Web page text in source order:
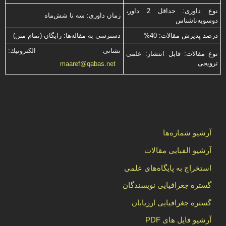
نوع داوری: حداقل 2 داور،
دوسویه‌ناشناس
زمان داوری: سه تا شش‌ماه
درصد پذیرش مقالات: 40% دسترسی به مقاله‌ها: رایگان (تمام متن)
نوع مقالات: قابل انتشار: علمی
ترویجی
نشانی الكترونیك:
maaref@qabas.net
آرشیو شماره‌ها
آرشیو الفبایی مقالات
استخراج به پایگاه‌های علمی
گستره جغرافیایی نویسندگان
گستره جغرافیایی ارزیابان
آرشیو فایل های PDF